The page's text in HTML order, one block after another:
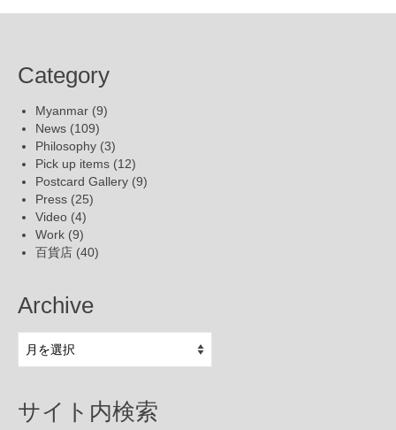
Category
Myanmar (9)
News (109)
Philosophy (3)
Pick up items (12)
Postcard Gallery (9)
Press (25)
Video (4)
Work (9)
百貨店 (40)
Archive
サイト内検索